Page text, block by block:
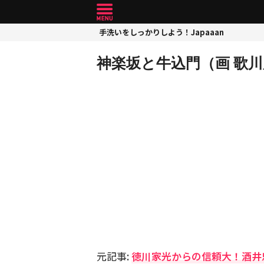
手洗いをしっかりしよう！Japaaan
神楽坂と牛込門（画 歌
元記事:徳川家光からの信頼大！酒